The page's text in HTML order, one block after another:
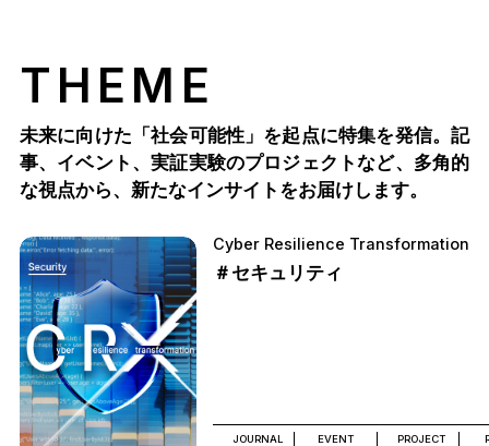
THEME
未来に向けた「社会可能性」を起点に特集を発信。記
事、イベント、実証実験のプロジェクトなど、多角的
な視点から、新たなインサイトをお届けします。
Cyber Resilience Transformation
＃セキュリティ
JOURNAL EVENT PROJECT